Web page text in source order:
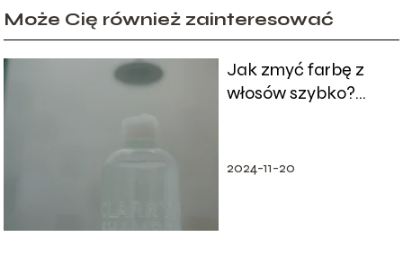
Może Cię również zainteresować
Jak zmyć farbę z
włosów szybko?
2024-11-20